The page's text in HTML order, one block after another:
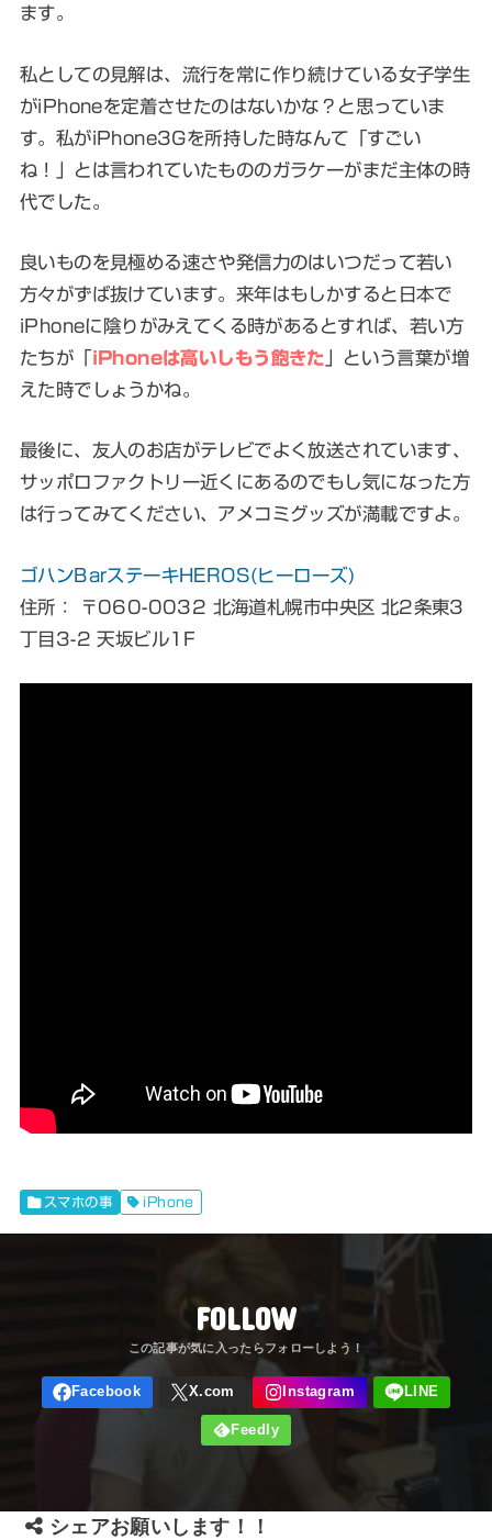
ます。
私としての見解は、流行を常に作り続けている女子学生
がiPhoneを定着させたのはないかな？と思っていま
す。私がiPhone3Gを所持した時なんて「すごい
ね！」とは言われていたもののガラケーがまだ主体の時
代でした。
良いものを見極める速さや発信力のはいつだって若い
方々がずば抜けています。来年はもしかすると日本で
iPhoneに陰りがみえてくる時があるとすれば、若い方
たちが「iPhoneは高いしもう飽きた
」という言葉が増
えた時でしょうかね。
最後に、友人のお店がテレビでよく放送されています、
サッポロファクトリー近くにあるのでもし気になった方
は行ってみてください、アメコミグッズが満載ですよ。
ゴハンBarステーキHEROS(ヒーローズ)
住所： 〒060-0032 北海道札幌市中央区 北2条東3
丁目3-2 天坂ビル1F
スマホの事 iPhone
FOLLOW
シェアお願いします！！